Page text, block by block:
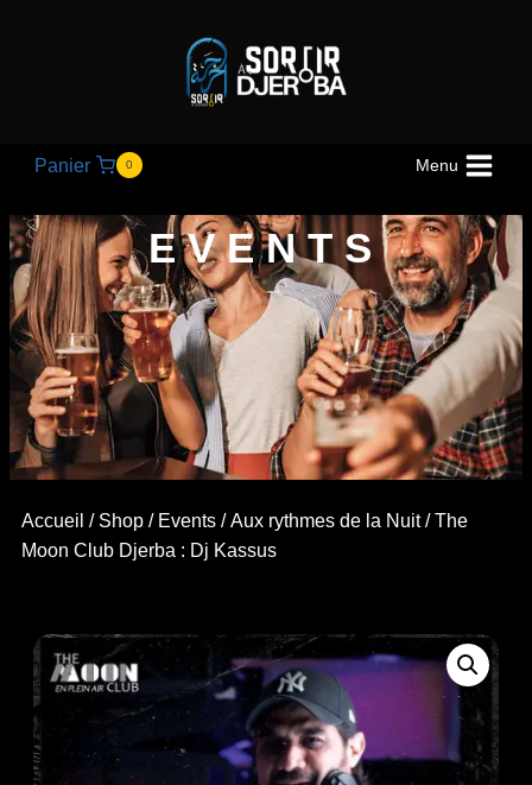
Panier 0 Menu
EVENTS
Accueil / Shop / Events /Aux rythmes de la Nuit/ The
Moon Club Djerba : Dj Kassus